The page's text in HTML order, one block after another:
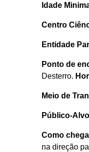
Idade
Centro
Entidade
Ponto de
Desterro.
Meio de
Público-
Como
na direção